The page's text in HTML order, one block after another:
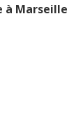
à Marseille